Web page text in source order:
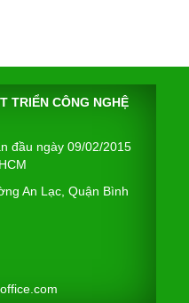
TRIỂN CÔNG NGHỆ
đầu ngày 09/02/2015
An Lạc, Quận Bình